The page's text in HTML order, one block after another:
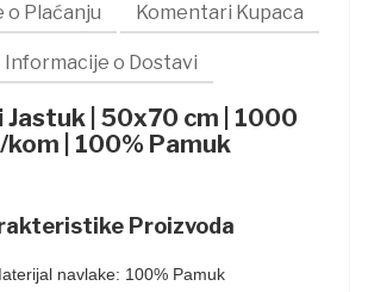
Plaćanju Komentari Kupaca
Informacije o Dostavi
| 50x70 cm | 1000
| 100% Pamuk
Proizvoda
navlake: 100% Pamuk